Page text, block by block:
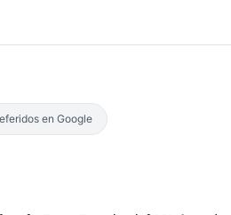
en Google